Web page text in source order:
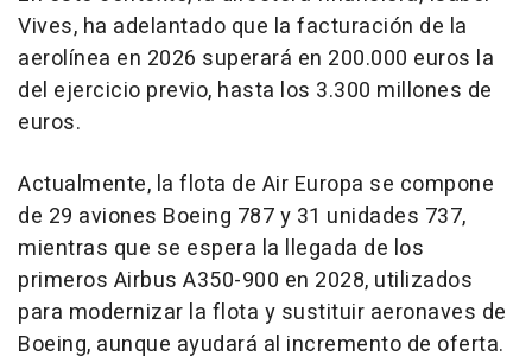
Vives, ha adelantado que la facturación de la
aerolínea en 2026 superará en 200.000 euros la
del ejercicio previo, hasta los 3.300 millones de
euros.
Actualmente, la flota de Air Europa se compone
de 29 aviones Boeing 787 y 31 unidades 737,
mientras que se espera la llegada de los
primeros Airbus A350-900 en 2028, utilizados
para modernizar la flota y sustituir aeronaves de
Boeing, aunque ayudará al incremento de oferta.